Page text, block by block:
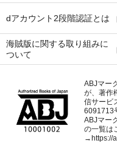
dアカウント2段階認証とは
海賊版に関する取り組みに
ついて
ABJマー
が、著作
信サービ
6091713
ABJマー
の一覧は
→https://